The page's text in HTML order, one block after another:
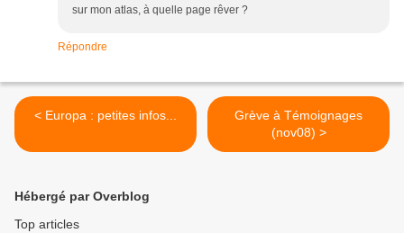
sur mon atlas, à quelle page rêver ?
Répondre
< Europa : petites infos...
Grève à Témoignages
(nov08) >
Hébergé par Overblog
Top articles